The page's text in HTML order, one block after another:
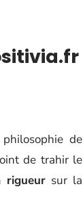
de
de trahir le
rigueursur la